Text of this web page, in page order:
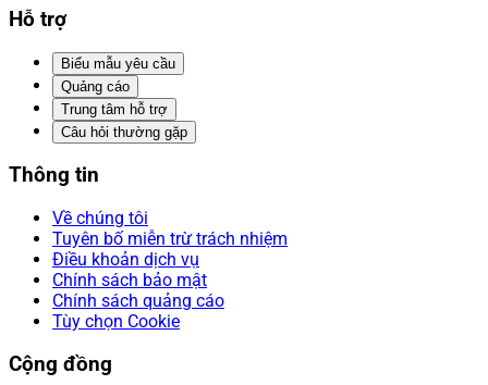
Hỗ trợ
Biểu mẫu yêu cầu
Quảng cáo
Trung tâm hỗ trợ
Câu hỏi thường gặp
Thông tin
Về chúng tôi
Tuyên bố miễn trừ trách nhiệm
Điều khoản dịch vụ
Chính sách bảo mật
Chính sách quảng cáo
Tùy chọn Cookie
Cộng đồng